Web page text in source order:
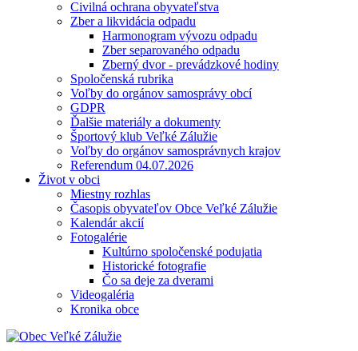
Civilná ochrana obyvateľstva
Zber a likvidácia odpadu
Harmonogram vývozu odpadu
Zber separovaného odpadu
Zberný dvor - prevádzkové hodiny
Spoločenská rubrika
Voľby do orgánov samosprávy obcí
GDPR
Ďalšie materiály a dokumenty
Športový klub Veľké Zálužie
Voľby do orgánov samosprávnych krajov
Referendum 04.07.2026
Život v obci
Miestny rozhlas
Časopis obyvateľov Obce Veľké Zálužie
Kalendár akcií
Fotogalérie
Kultúrno spoločenské podujatia
Historické fotografie
Čo sa deje za dverami
Videogaléria
Kronika obce